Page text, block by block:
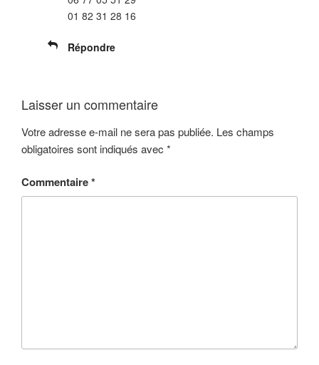
01 82 31 28 16
Répondre
Laisser un commentaire
Votre adresse e-mail ne sera pas publiée. Les champs
obligatoires sont indiqués avec *
Commentaire*